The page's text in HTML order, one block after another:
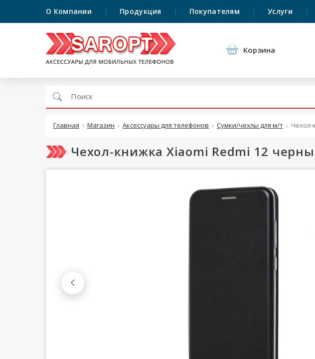
О Компании Продукция Покупателям Услуги
Корзина
Главная Магазин Аксессуары для телефонов Сумки/чехлы для м/т Чехол-
Чехол-книжка Xiaomi Redmi 12